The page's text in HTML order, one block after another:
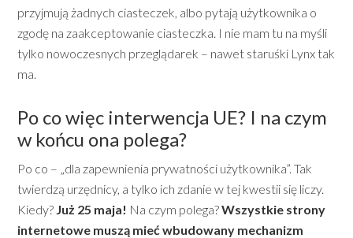
przyjmują żadnych ciasteczek, albo pytają użytkownika o
zgodę na zaakceptowanie ciasteczka. I nie mam tu na myśli
tylko nowoczesnych przeglądarek – nawet staruśki Lynx tak
ma.
Po co więc interwencja UE? I na czym
w końcu ona polega?
Po co – „dla zapewnienia prywatności użytkownika”. Tak
twierdzą urzędnicy, a tylko ich zdanie w tej kwestii się liczy.
Kiedy? Już 25 maja! Na czym polega?Wszystkie strony
internetowe muszą mieć wbudowany mechanizm